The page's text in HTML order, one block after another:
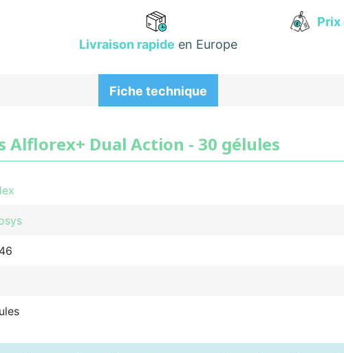
Livraison rapide en Europe
Fiche technique
Alflorex+ Dual Action - 30 gélules